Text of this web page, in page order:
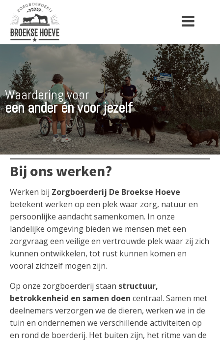
Waarderingvoor
eenanderénvoorjezelf
Bij ons werken?
Werken bij Zorgboerderij De Broekse Hoeve
betekent werken op een plek waar zorg, natuur en
persoonlijke aandacht samenkomen. In onze
landelijke omgeving bieden we mensen met een
zorgvraag een veilige en vertrouwde plek waar zij zich
kunnen ontwikkelen, tot rust kunnen komen en
vooral zichzelf mogen zijn.
Op onze zorgboerderij staan structuur,
betrokkenheid en samen doen centraal. Samen met
deelnemers verzorgen we de dieren, werken we in de
tuin en ondernemen we verschillende activiteiten op
en rond de boerderij. Het buiten zijn, het ritme van de